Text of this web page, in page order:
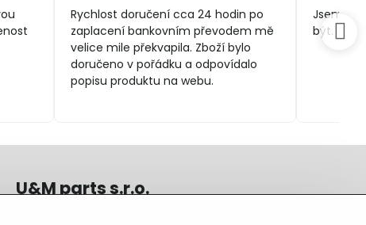
/
5
Rychlost doručení cca 24 hodin po
zaplacení bankovním převodem mě
velice mile překvapila. Zboží bylo
doručeno v pořádku a odpovídalo
popisu produktu na webu.
Jsem
být.
U&M parts s.r.o.